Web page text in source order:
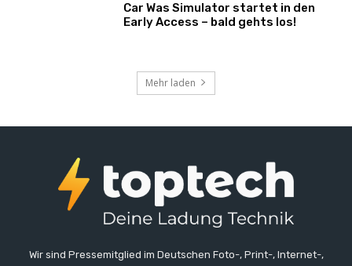
Car Was Simulator startet in den
Early Access – bald gehts los!
Mehr laden
Wir sind Pressemitglied im Deutschen Foto-, Print-, Internet-,